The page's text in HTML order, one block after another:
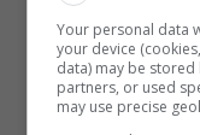
Your personal data
your device
data) may be
partners, or used
may use precise